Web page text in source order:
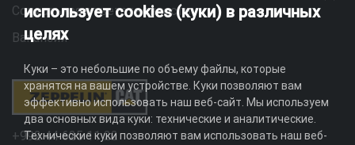
Социальная ответственность
Вакансии
+992 44 625 11 22
использует cookies (куки) в различных
целях
Куки – это небольшие по объему файлы, которые
хранятся на вашем устройстве. Куки позволяют вам
эффективно использовать наш веб-сайт. Мы используем
два основных вида куки: технические и аналитические.
Технические куки позволяют вам использовать наш веб-